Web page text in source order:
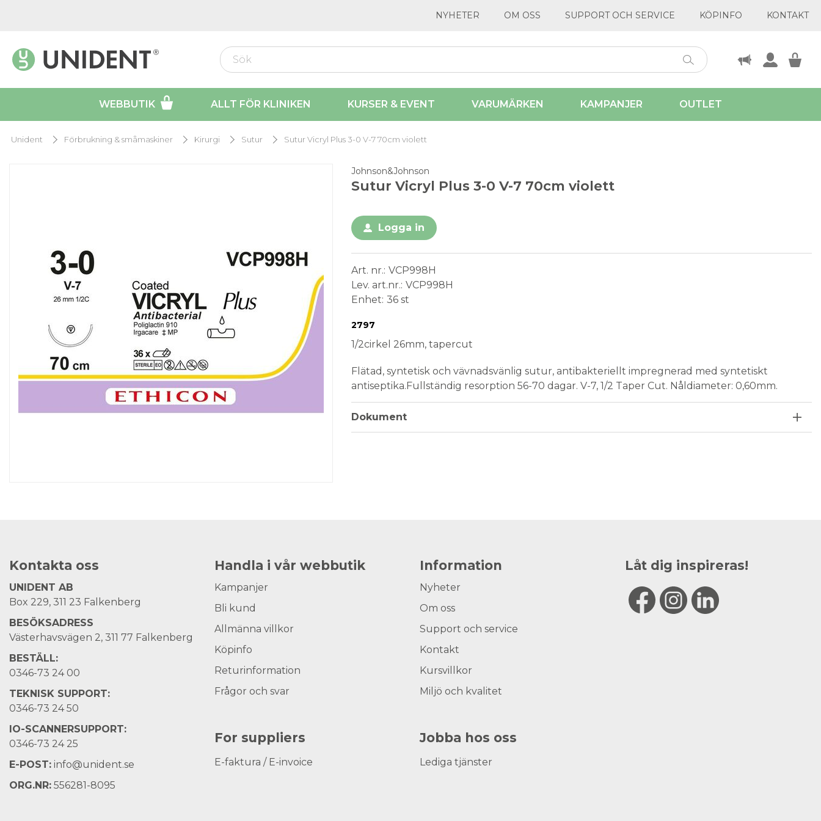
NYHETER OM OSS SUPPORT OCH SERVICE KÖPINFO KONTAKT
WEBBUTIK ALLT FÖR KLINIKEN KURSER & EVENT VARUMÄRKEN KAMPANJER OUTLET
Unident Förbrukning & småmaskiner Kirurgi Sutur Sutur Vicryl Plus 3-0 V-7 70cm violett
Johnson&Johnson
Sutur Vicryl Plus 3-0 V-7 70cm violett
Logga in
Art. nr. VCP998H
Lev. art.nr. VCP998H
Enhet 36 st
Medical Device
2797
1/2cirkel 26mm, tapercut
Flätad, syntetisk och vävnadsvänlig sutur, antibakteriellt impregnerad med syntetiskt
antiseptika.Fullständig resorption 56-70 dagar. V-7, 1/2 Taper Cut. Nåldiameter: 0,60mm.
Dokument
Kontakta oss
UNIDENT AB
Box 229, 311 23 Falkenberg
BESÖKSADRESS
Västerhavsvägen 2, 311 77 Falkenberg
BESTÄLL:
0346-73 24 00
TEKNISK SUPPORT:
0346-73 24 50
IO-SCANNERSUPPORT:
0346-73 24 25
E-POST: info@unident.se
ORG.NR: 556281-8095
Handla i vår webbutik
Kampanjer
Bli kund
Allmänna villkor
Köpinfo
Returinformation
Frågor och svar
For suppliers
E-faktura / E-invoice
Information
Nyheter
Om oss
Support och service
Kontakt
Kursvillkor
Miljö och kvalitet
Jobba hos oss
Lediga tjänster
Låt dig inspireras!